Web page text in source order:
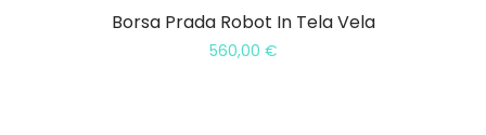
Borsa Prada Robot In Tela Vela
560,00 €